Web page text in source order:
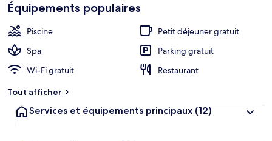
Équipements populaires
Piscine
Petit déjeuner gratuit
Spa
Parking gratuit
Wi-Fi gratuit
Restaurant
Tout afficher
Services et équipements principaux (12)